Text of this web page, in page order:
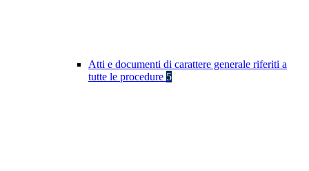
Atti e documenti di carattere generale riferiti a
tutte le procedure 5